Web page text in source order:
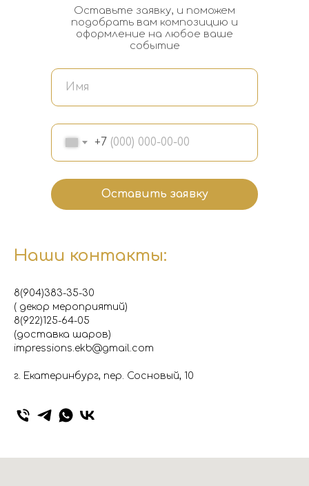
+7
Оставить заявку
Оставьте заявку, и поможем
подобрать вам композицию и
оформление на любое ваше
событие
Наши контакты:
8(904)383-35-30
( декор мероприятий)
8(922)125-64-05
(доставка шаров)
impressions.ekb@gmail.com
г. Екатеринбург, пер. Сосновый, 10